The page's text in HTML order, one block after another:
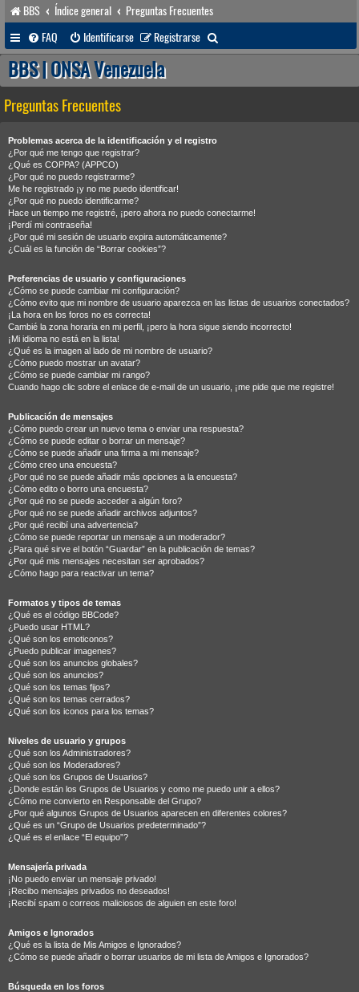
BBS Índice general
Preguntas Frecuentes
FAQ
Identificarse Registrarse
u
BBS | ONSA Venezuela
Preguntas Frecuentes
Problemas acerca de la identificación y el registro
¿Por qué me tengo que registrar?
¿Qué es COPPA? (APPCO)
¿Por qué no puedo registrarme?
Me he registrado ¡y no me puedo identificar!
¿Por qué no puedo identificarme?
Hace un tiempo me registré, ¡pero ahora no puedo conectarme!
¡Perdí mi contraseña!
¿Por qué mi sesión de usuario expira automáticamente?
¿Cuál es la función de “Borrar cookies”?
Preferencias de usuario y configuraciones
¿Cómo se puede cambiar mi configuración?
¿Cómo evito que mi nombre de usuario aparezca en las listas de usuarios conectados?
¡La hora en los foros no es correcta!
Cambié la zona horaria en mi perfil, ¡pero la hora sigue siendo incorrecto!
¡Mi idioma no está en la lista!
¿Qué es la imagen al lado de mi nombre de usuario?
¿Cómo puedo mostrar un avatar?
¿Cómo se puede cambiar mi rango?
Cuando hago clic sobre el enlace de e-mail de un usuario, ¡me pide que me registre!
Publicación de mensajes
¿Cómo puedo crear un nuevo tema o enviar una respuesta?
¿Cómo se puede editar o borrar un mensaje?
¿Cómo se puede añadir una firma a mi mensaje?
¿Cómo creo una encuesta?
¿Por qué no se puede añadir más opciones a la encuesta?
¿Cómo edito o borro una encuesta?
¿Por qué no se puede acceder a algún foro?
¿Por qué no se puede añadir archivos adjuntos?
¿Por qué recibí una advertencia?
¿Cómo se puede reportar un mensaje a un moderador?
¿Para qué sirve el botón “Guardar” en la publicación de temas?
¿Por qué mis mensajes necesitan ser aprobados?
¿Cómo hago para reactivar un tema?
Formatos y tipos de temas
¿Qué es el código BBCode?
¿Puedo usar HTML?
¿Qué son los emoticonos?
¿Puedo publicar imagenes?
¿Qué son los anuncios globales?
¿Qué son los anuncios?
¿Qué son los temas fijos?
¿Qué son los temas cerrados?
¿Qué son los iconos para los temas?
Niveles de usuario y grupos
¿Qué son los Administradores?
¿Qué son los Moderadores?
¿Qué son los Grupos de Usuarios?
¿Donde están los Grupos de Usuarios y como me puedo unir a ellos?
¿Cómo me convierto en Responsable del Grupo?
¿Por qué algunos Grupos de Usuarios aparecen en diferentes colores?
¿Qué es un “Grupo de Usuarios predeterminado”?
¿Qué es el enlace “El equipo”?
Mensajería privada
¡No puedo enviar un mensaje privado!
¡Recibo mensajes privados no deseados!
¡Recibí spam o correos maliciosos de alguien en este foro!
Amigos e Ignorados
¿Qué es la lista de Mis Amigos e Ignorados?
¿Cómo se puede añadir o borrar usuarios de mi lista de Amigos e Ignorados?
Búsqueda en los foros